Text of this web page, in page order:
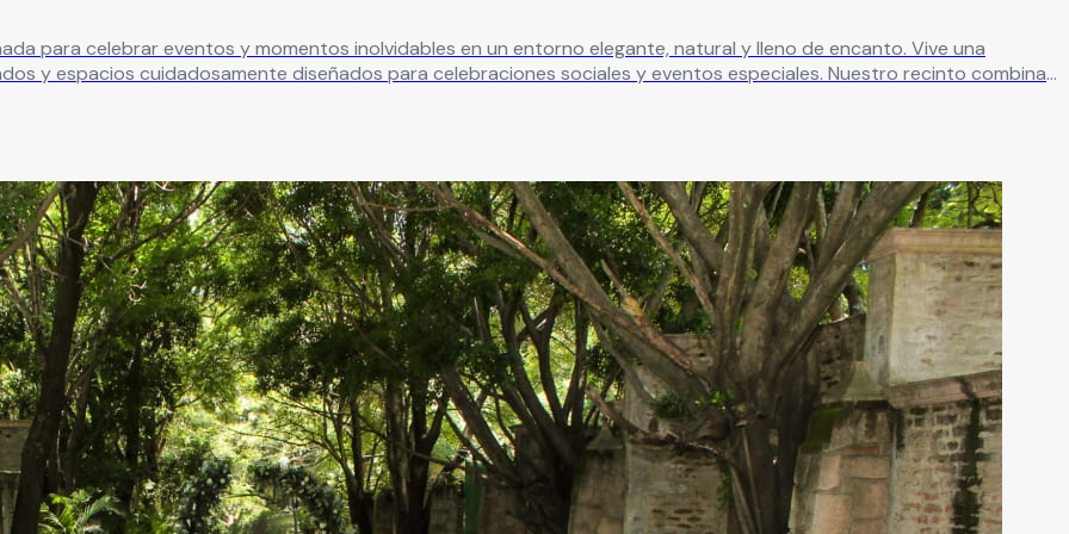
para celebrar eventos y momentos inolvidables en un entorno elegante, natural y lleno de encanto. Vive una
y espacios cuidadosamente diseñados para celebraciones sociales y eventos especiales. Nuestro recinto combina
y decoración floral personalizada creada especialmente para cada celebración.